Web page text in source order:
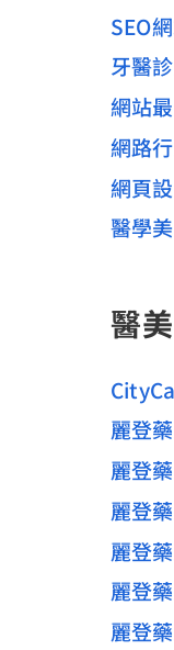
SEO
牙醫
網站
網路
網頁
醫學
醫
麗登
麗登
麗登
麗登
麗登
麗登